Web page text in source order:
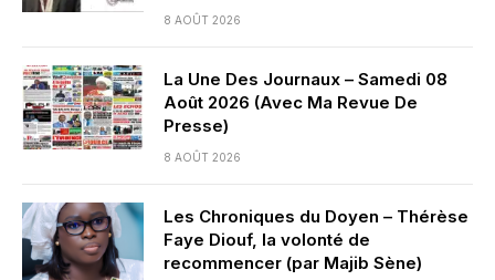
8 AOÛT 2026
La Une Des Journaux – Samedi 08
Août 2026 (Avec Ma Revue De
Presse)
8 AOÛT 2026
Les Chroniques du Doyen – Thérèse
Faye Diouf, la volonté de
recommencer (par Majib Sène)